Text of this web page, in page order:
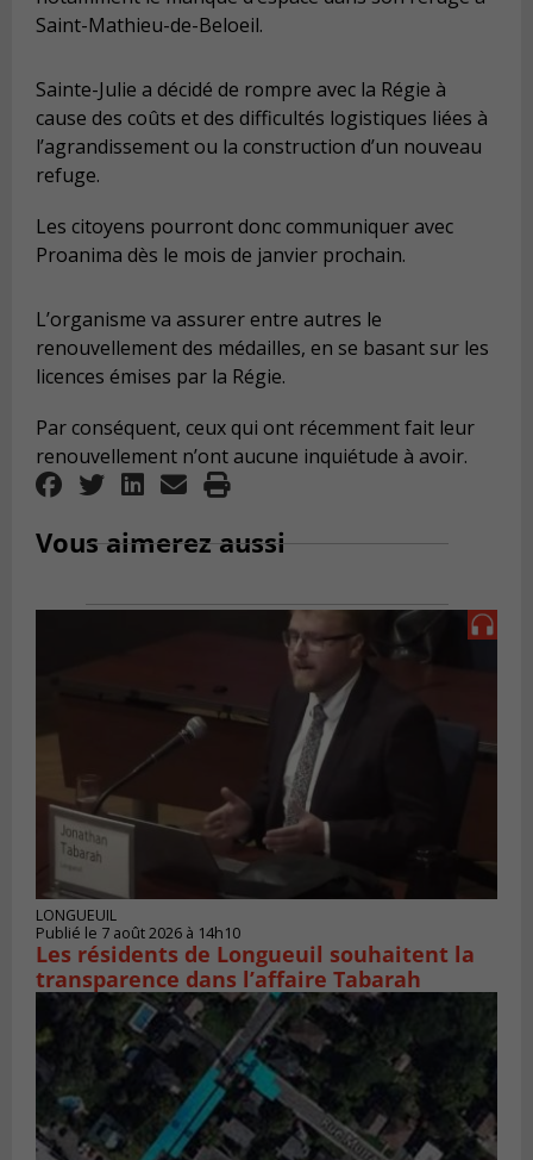
Saint-Mathieu-de-Beloeil.
Sainte-Julie a décidé de rompre avec la Régie à
cause des coûts et des difficultés logistiques liées à
l’agrandissement ou la construction d’un nouveau
refuge.
Les citoyens pourront donc communiquer avec
Proanima dès le mois de janvier prochain.
L’organisme va assurer entre autres le
renouvellement des médailles, en se basant sur les
licences émises par la Régie.
Par conséquent, ceux qui ont récemment fait leur
renouvellement n’ont aucune inquiétude à avoir.
Vous aimerez aussi
LONGUEUIL
Publié le 7 août 2026 à 14h10
Les résidents de Longueuil souhaitent la
transparence dans l’affaire Tabarah